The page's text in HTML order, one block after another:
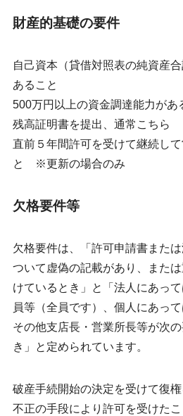
財産的基礎の要件
自己資本（貸借対照表の純資産
あること
500万円以上の資金調達能力が
残高証明書を提出、通常こちら
直前５年間許可を受けて継続し
と ※更新の場合のみ
欠格要件等
欠格要件は、「許可申請書また
ついて虚偽の記載があり、また
けているとき」と「法人にあっ
員等（全員です）
、個人にあっ
その他支店長・営業所長等が次
き」と定められています。
破産手続開始の決定を受けて復
不正の手段により許可を受けた